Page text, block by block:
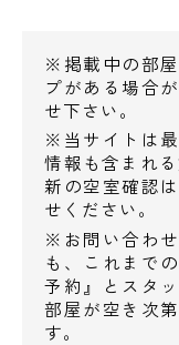
※掲載中の部
プがある場合
せ下さい。
※当サイトは
情報も含まれ
新の空室確認
せください。
※お問い合わ
も、これまで
予約』とスタ
部屋が空き次
す。